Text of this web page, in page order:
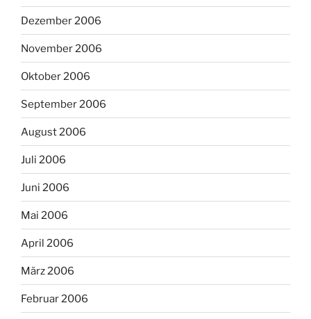
Dezember 2006
November 2006
Oktober 2006
September 2006
August 2006
Juli 2006
Juni 2006
Mai 2006
April 2006
März 2006
Februar 2006